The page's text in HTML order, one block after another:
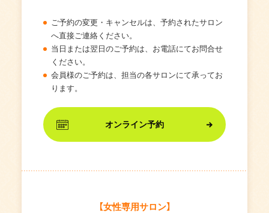
ご予約の変更・キャンセルは、予約されたサロン
へ直接ご連絡ください。
当日または翌日のご予約は、お電話にてお問合せ
ください。
会員様のご予約は、担当の各サロンにて承ってお
ります。
オンライン予約
【女性専用サロン】